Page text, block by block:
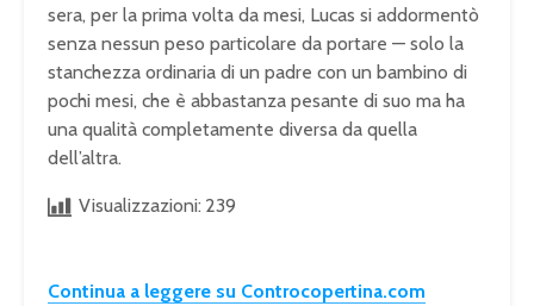
sera, per la prima volta da mesi, Lucas si addormentò
senza nessun peso particolare da portare — solo la
stanchezza ordinaria di un padre con un bambino di
pochi mesi, che è abbastanza pesante di suo ma ha
una qualità completamente diversa da quella
dell’altra.
Visualizzazioni: 239
Continua a leggere su Controcopertina.com